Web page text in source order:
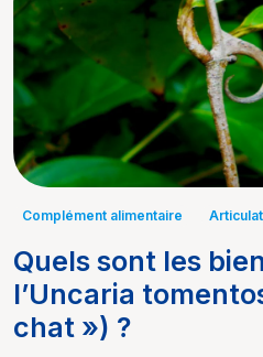
Complément alimentaire
Quels sont les
l’Uncaria
chat ») ?